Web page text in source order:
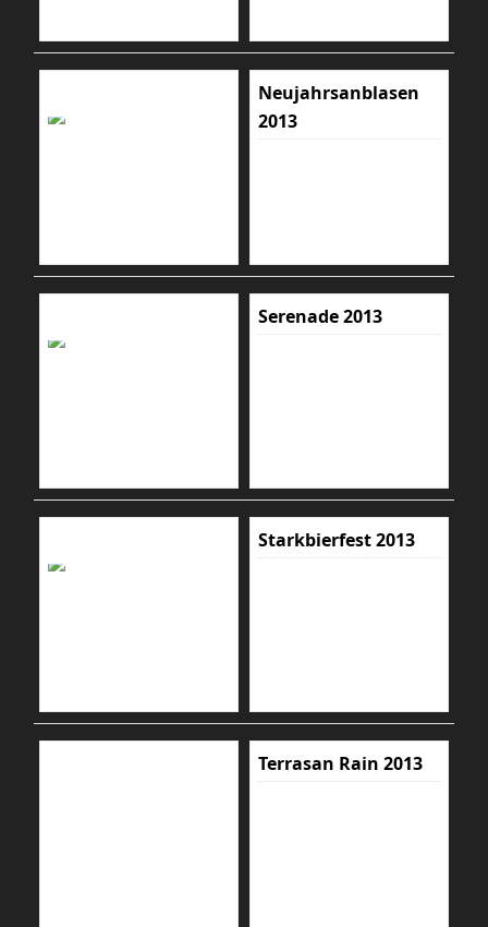
Neujahrsanblasen
2013
Serenade 2013
Starkbierfest 2013
Terrasan Rain 2013